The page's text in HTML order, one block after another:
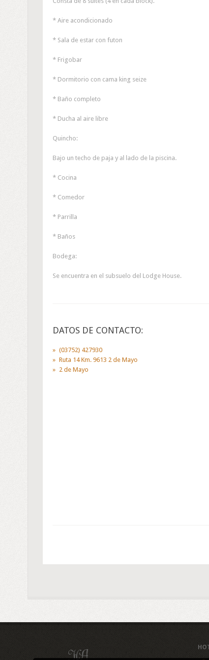
* Aire acondicionado
* Sala de estar con futon
* Frigobar
* Dormitorio con cama king seize
* Baño completo
* Ducha al aire libre
Quincho:
Bajo un techo de paja y al lado de la piscina.
* Cocina
* Comedor
* Parrilla
* Baños
Bodega:
Se encuentra en el subsuelo del Lodge House.
DATOS DE CONTACTO:
(03752) 427930
Ruta 14 Km. 9613 2 de Mayo
2 de Mayo